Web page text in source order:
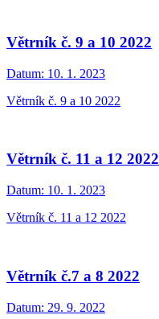
Větrník č. 9 a 10 2022
Datum: 10. 1. 2023
Větrník č. 9 a 10 2022
Větrník č. 11 a 12 2022
Datum: 10. 1. 2023
Větrník č. 11 a 12 2022
Větrník č.7 a 8 2022
Datum: 29. 9. 2022